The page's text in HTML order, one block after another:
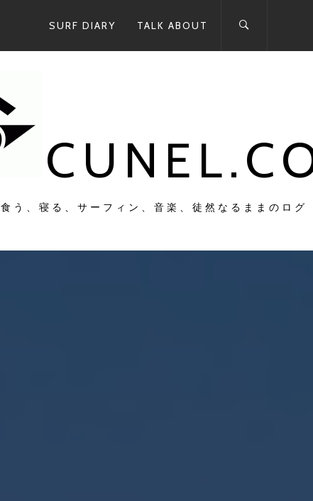
SURF DIARY TALK ABOUT
食う、寝る、サーフィン、音楽、徒然なるままのログ